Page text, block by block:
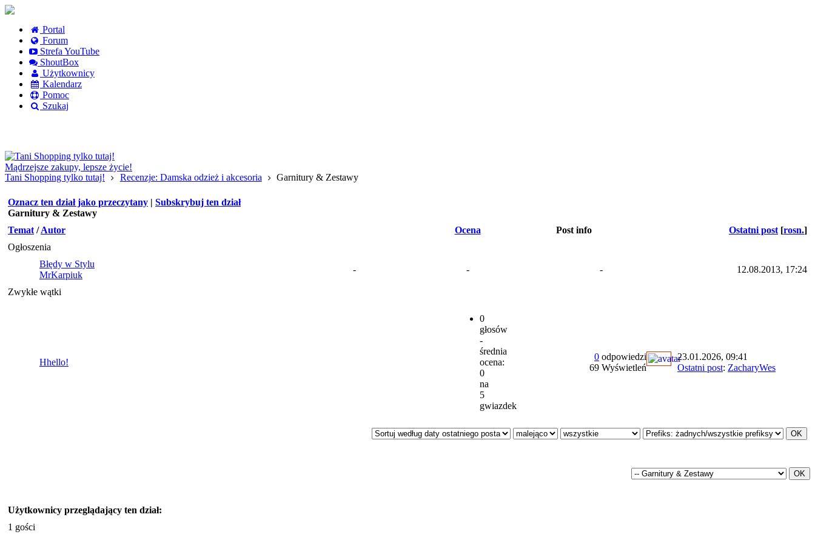
Portal
Forum
Strefa YouTube
ShoutBox
Użytkownicy
Kalendarz
Pomoc
Szukaj
Mądrzejsze zakupy, lepsze życie!
Tani Shopping tylko tutaj!
Recenzje: Damska odzież i akcesoria Garnitury & Zestawy
Oznacz ten dział jako przeczytany | Subskrybuj ten dział
Garnitury & Zestawy
Temat /Autor Ocena Post info Ostatni post [rosn.]
Ogłoszenia
Błędy w Stylu
MrKarpiuk
- - - 12.08.2013, 17:24
Zwykłe wątki
Hhello!
0
głosów
-
średnia
ocena:
0
na
5
gwiazdek
0 odpowiedzi
69 Wyświetleń
23.01.2026, 09:41
Ostatni post: ZacharyWes
Użytkownicy przeglądający ten dział:
1 gości